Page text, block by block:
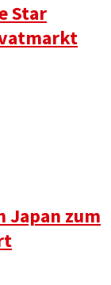
Star
Japan zum